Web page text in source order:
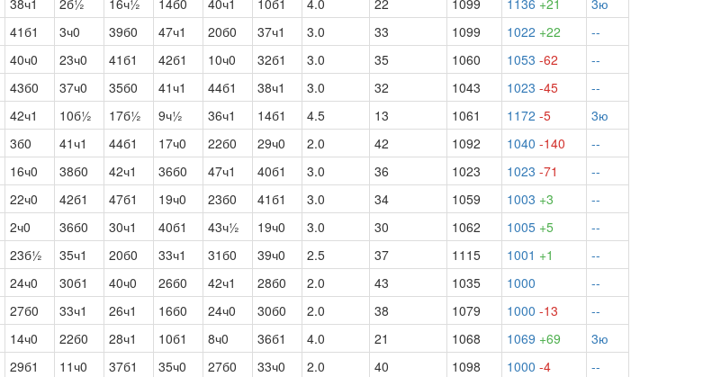
38ч1 2б½ 16ч½ 14б0 40ч1 10б1 4.0 22 1099 1136 +21
3ю
41б1 3ч0 39б0 47ч1 20б0 37ч1 3.0 33 1099 1022 +22
--
40ч0 23ч0 41б1 42б1 10ч0 32б1 3.0 35 1060 1053 -62
--
43б0 37ч0 35б0 41ч1 44б1 38ч1 3.0 32 1043 1023 -45
--
42ч1 10б½ 17б½ 9ч½ 36ч1 14б1 4.5 13 1061 1172 -5
3ю
3б0 41ч1 44б1 17ч0 22б0 29ч0 2.0 42 1092 1040 -140
--
16ч0 38б0 42ч1 36б0 47ч1 40б1 3.0 36 1023 1023 -71
--
22ч0 42б1 47б1 19ч0 23б0 41б1 3.0 34 1059 1003 +3
--
2ч0 36б0 30ч1 40б1 43ч½ 19ч0 3.0 30 1062 1005 +5
--
23б½ 35ч1 20б0 33ч1 31б0 39ч0 2.5 37 1115 1001 +1
--
24ч0 30б1 40ч0 26б0 42ч1 28б0 2.0 43 1035 1000
--
27б0 33ч1 26ч1 16б0 24ч0 30б0 2.0 38 1079 1000 -13
--
14ч0 22б0 28ч1 10б1 8ч0 36б1 4.0 21 1068 1069 +69
3ю
29б1 11ч0 37б1 35ч0 27б0 33ч0 2.0 40 1098 1000 -4 --